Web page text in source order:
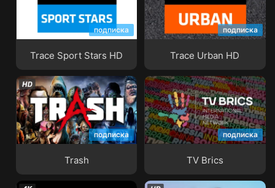
подписка
Trace Sport Stars HD
Trace Sport Stars HD
подписка
Trace Urban HD
Trace Urban HD
подписка
Trash
Trash
подписка
TV Brics
TV Brics